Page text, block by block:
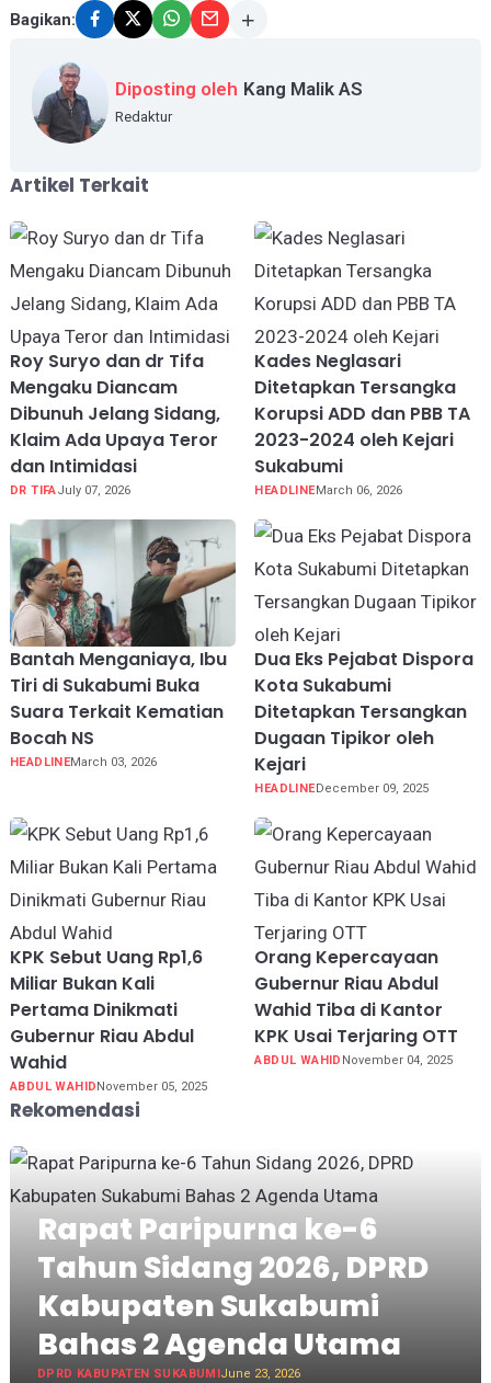
Bagikan:
Diposting oleh Kang Malik AS
Redaktur
Artikel Terkait
Roy Suryo dan dr Tifa
Mengaku Diancam
Dibunuh Jelang Sidang,
Klaim Ada Upaya Teror
dan Intimidasi
DR TIFAJuly 07, 2026
Kades Neglasari
Ditetapkan Tersangka
Korupsi ADD dan PBB TA
2023-2024 oleh Kejari
Sukabumi
HEADLINEMarch 06, 2026
Bantah Menganiaya, Ibu
Tiri di Sukabumi Buka
Suara Terkait Kematian
Bocah NS
HEADLINEMarch 03, 2026
Dua Eks Pejabat Dispora
Kota Sukabumi
Ditetapkan Tersangkan
Dugaan Tipikor oleh
Kejari
HEADLINEDecember 09, 2025
KPK Sebut Uang Rp1,6
Miliar Bukan Kali
Pertama Dinikmati
Gubernur Riau Abdul
Wahid
ABDUL WAHID November 05, 2025
Orang Kepercayaan
Gubernur Riau Abdul
Wahid Tiba di Kantor
KPK Usai Terjaring OTT
ABDUL WAHID November 04, 2025
Rekomendasi
Rapat Paripurna ke-6
Tahun Sidang 2026, DPRD
Kabupaten Sukabumi
Bahas 2 Agenda Utama
DPRD KABUPATEN SUKABUMI June 23, 2026